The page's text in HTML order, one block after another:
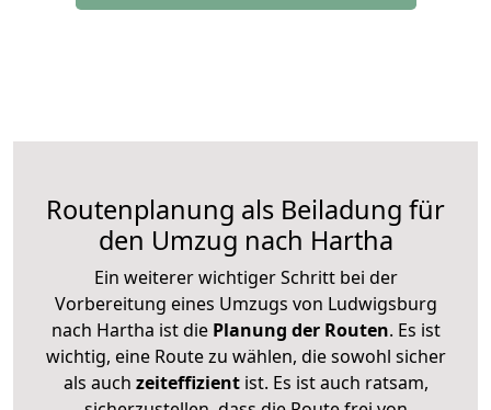
Routenplanung als Beiladung für
den Umzug nach Hartha
Ein weiterer wichtiger Schritt bei der
Vorbereitung eines Umzugs von Ludwigsburg
nach Hartha ist diePlanung der Routen. Es ist
wichtig, eine Route zu wählen, die sowohl sicher
als auch zeiteffizientist. Es ist auch ratsam,